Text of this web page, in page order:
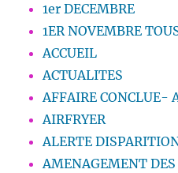
1er DECEMBRE
1ER NOVEMBRE
ACCUEIL
ACTUALITES
AFFAIRE CONCLUE-
AIRFRYER
ALERTE
AMENAGEMENT